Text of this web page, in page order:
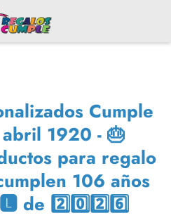
Cumple
1920 - 🎂
para regalo
106 años
2️⃣0️⃣2️⃣6️⃣